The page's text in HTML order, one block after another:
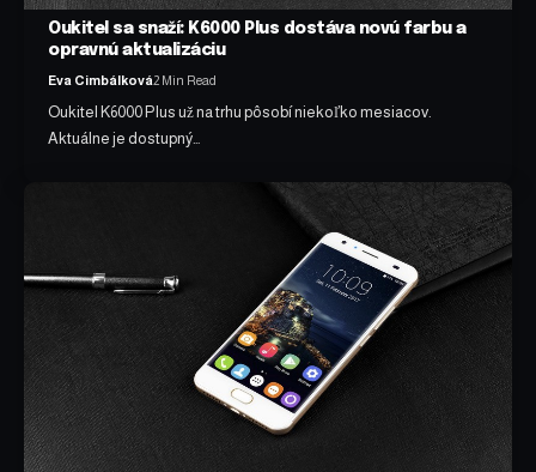
Oukitel sa snaží: K6000 Plus dostáva novú farbu a
opravnú aktualizáciu
Eva Cimbálková2 Min Read
Oukitel K6000 Plus už na trhu pôsobí niekoľko mesiacov.
Aktuálne je dostupný…